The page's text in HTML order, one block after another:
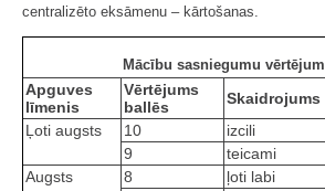
centralizēto eksāmenu – kārtošanas.
Mācību sasniegumu
Apguves
līmenis
Vērtējums
ballēs
Skaidrojums
Ļoti augsts
10 izcili
9
teicami
Augsts
8 ļoti labi